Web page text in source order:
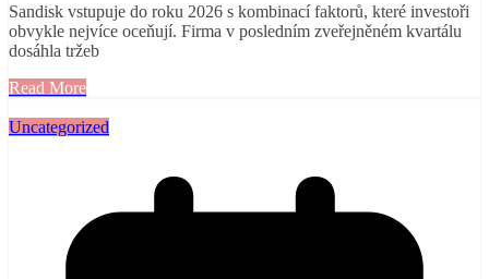
Sandisk vstupuje do roku 2026 s kombinací faktorů, které investoři
obvykle nejvíce oceňují. Firma v posledním zveřejněném kvartálu
dosáhla tržeb
Read More
Uncategorized